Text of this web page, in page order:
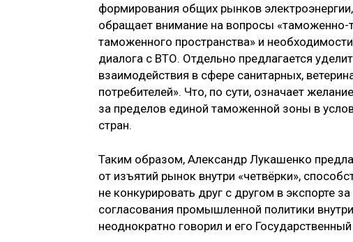
формирования общих рынков
обращает внимание на вопросы
таможенного пространства» и
диалога с ВТО. Отдельно предлагается
взаимодействия в сфере санитарных,
потребителей». Что, по сути, означает
за пределов единой таможенной зоны в
стран.
Таким образом, Александр Лукашенко
от изъятий рынок внутри «четвёрки»,
не конкурировать друг с другом в экспорте
согласования промышленной политики
неоднократно говорил и его